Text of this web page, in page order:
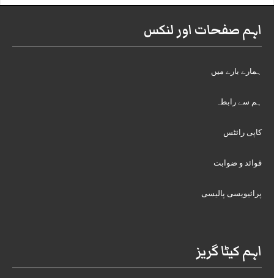
اہم صفحات اور لنکس
ہمارے بارے میں
ہم سے رابطہ
کاپی رائٹس
قوائد و ضوابت
پرائیویسی پالیسی
اہم کیٹا گریز